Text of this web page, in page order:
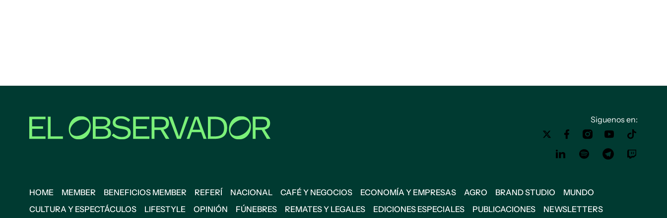
Siguenos en:
HOME MEMBER BENEFICIOS MEMBER REFERÍ NACIONAL CAFÉ Y NEGOCIOS ECONOMÍA Y EMPRESAS AGRO BRAND STUDIO
MUNDO
CULTURA Y ESPECTÁCULOS
LIFESTYLE OPINIÓN FÚNEBRES REMATES Y LEGALES EDICIONES ESPECIALES PUBLICACIONES NEWSLETTERS